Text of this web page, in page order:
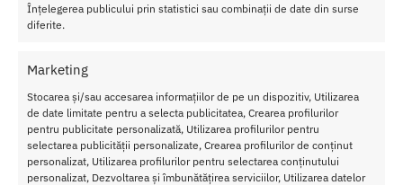
Înțelegerea publicului prin statistici sau combinații de date din surse
diferite.
Marketing
Stocarea și/sau accesarea informațiilor de pe un dispozitiv, Utilizarea
de date limitate pentru a selecta publicitatea, Crearea profilurilor
pentru publicitate personalizată, Utilizarea profilurilor pentru
selectarea publicității personalizate, Crearea profilurilor de conținut
personalizat, Utilizarea profilurilor pentru selectarea conținutului
personalizat, Dezvoltarea și îmbunătățirea serviciilor, Utilizarea datelor
Pentru toate comenziile de peste 250 lei
Retur Gratis in 21 zile
Toate comenzile pot fi returnate in 14 zile conform termenilor.
Sex Shop Romania
Comanda online de oriunde ai fi si primesti comanda a 2-a zi.